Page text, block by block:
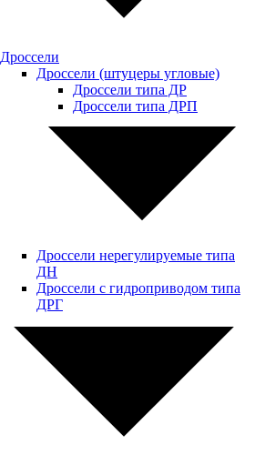
Дроссели
Дроссели (штуцеры угловые)
Дроссели типа ДР
Дроссели типа ДРП
Дроссели нерегулируемые типа
ДН
Дроссели с гидроприводом типа
ДРГ